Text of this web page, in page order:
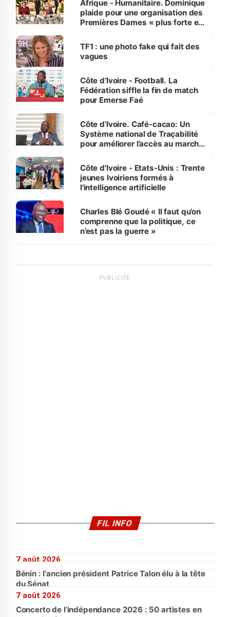
Afrique - Humanitaire. Dominique
plaide pour une organisation des
Premières Dames « plus forte et
sur la scène internationale »
TF1 : une photo fake qui fait des
vagues
Côte d’Ivoire - Football. La
Fédération siffle la fin de match
pour Emerse Faé
Côte d’Ivoire. Café-cacao: Un
Système national de Traçabilité
pour améliorer l’accès au marché
Côte d'Ivoire - Etats-Unis : Trente
jeunes Ivoiriens formés à
l'intelligence artificielle
Charles Blé Goudé « Il faut qu’on
comprenne que la politique, ce
n’est pas la guerre »
PUBLICITÉ
FIL INFO
7 août 2026
Bénin : l'ancien président Patrice Talon élu à la tête
du Sénat
7 août 2026
Concerto de l’indépendance 2026 : 50 artistes en